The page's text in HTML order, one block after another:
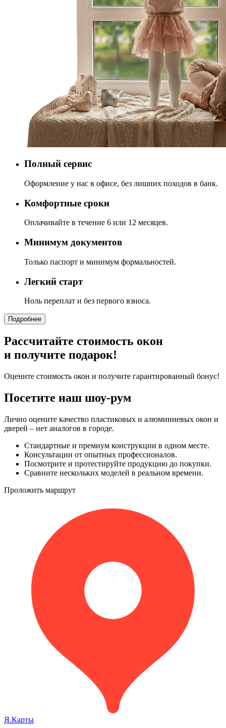
Полный сервис
Оформление у нас в офисе, без лишних походов в банк.
Комфортные сроки
Оплачивайте в течение 6 или 12 месяцев.
Минимум документов
Только паспорт и минимум формальностей.
Легкий старт
Ноль переплат и без первого взноса.
Подробнее
Рассчитайте стоимость окон
и получите подарок!
Оцените стоимость окон и получите гарантированный бонус!
Посетите наш шоу-рум
Лично оцените качество пластиковых и алюминиевых окон и
дверей – нет аналогов в городе.
Стандартные и премиум конструкции в одном месте.
Консультации от опытных профессионалов.
Посмотрите и протестируйте продукцию до покупки.
Сравните нескольких моделей в реальном времени.
Проложить маршрут
Я.Карты